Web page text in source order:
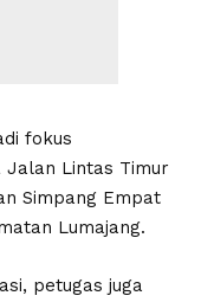
fokus
Jalan Lintas Timur
Simpang Empat
Lumajang.
petugas juga